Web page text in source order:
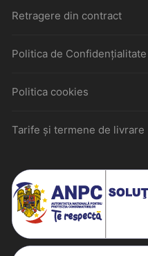
Retragere din contract
Politica de Confidențialitate
Politica cookies
Tarife și termene de livrare